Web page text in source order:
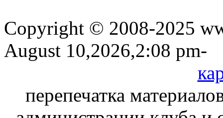
Copyright © 2008-2025
August 10,2026,2:08 pm-
перепечатка